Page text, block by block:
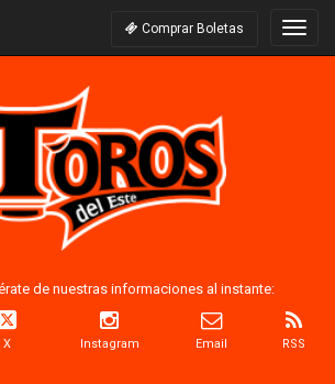
Comprar Boletas
de nuestras informaciones al instante:
X Instagram Email RSS